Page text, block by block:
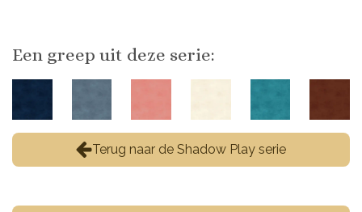
Een greep uit deze serie:
Terug naar de Shadow Play serie